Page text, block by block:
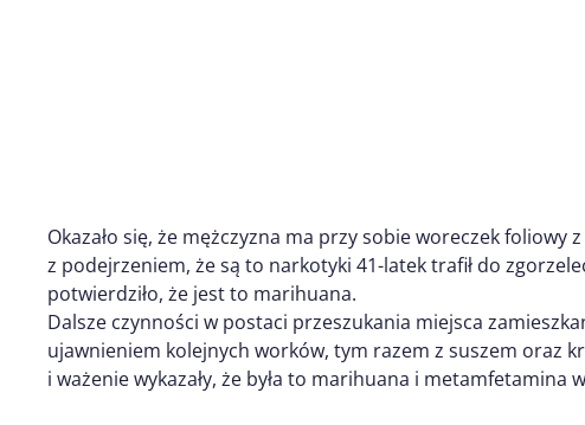
Okazało się, że mężczyzna ma przy sobie woreczek foliowy
z podejrzeniem, że są to narkotyki 41-latek trafił do
potwierdziło, że jest to marihuana.
Dalsze czynności w postaci przeszukania miejsca
ujawnieniem kolejnych worków, tym razem z suszem oraz
i ważenie wykazały, że była to marihuana i metamfetamina